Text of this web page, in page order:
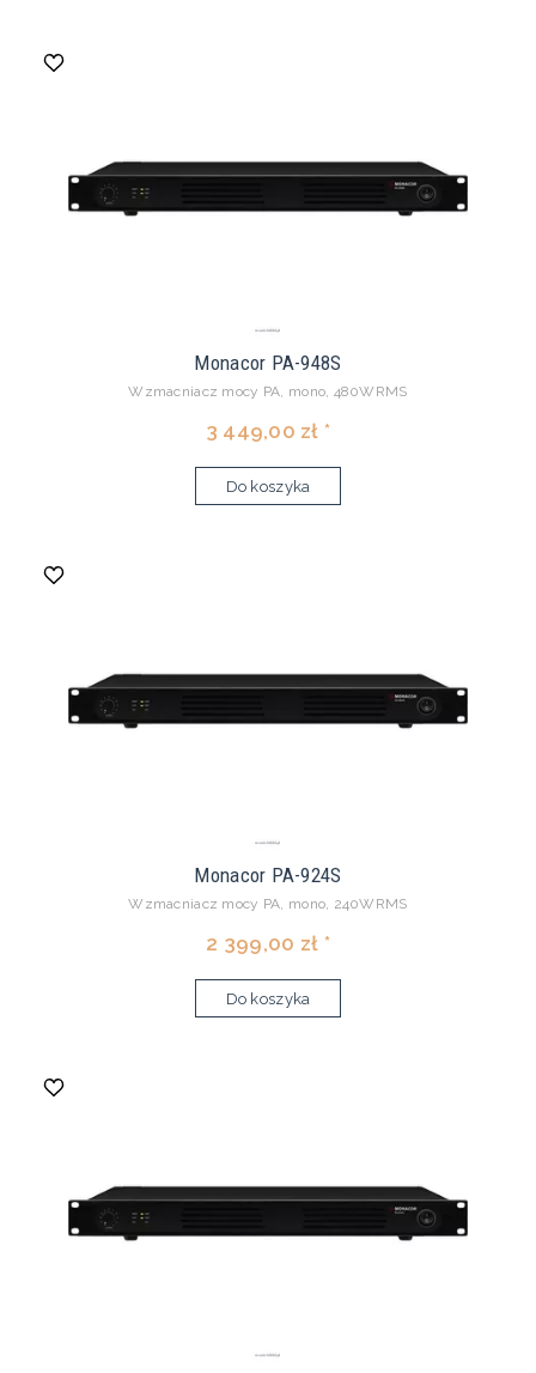
Monacor PA-948S
Wzmacniacz mocy PA, mono, 480WRMS
3 449,00 zł *
Do koszyka
Monacor PA-924S
Wzmacniacz mocy PA, mono, 240WRMS
2 399,00 zł *
Do koszyka